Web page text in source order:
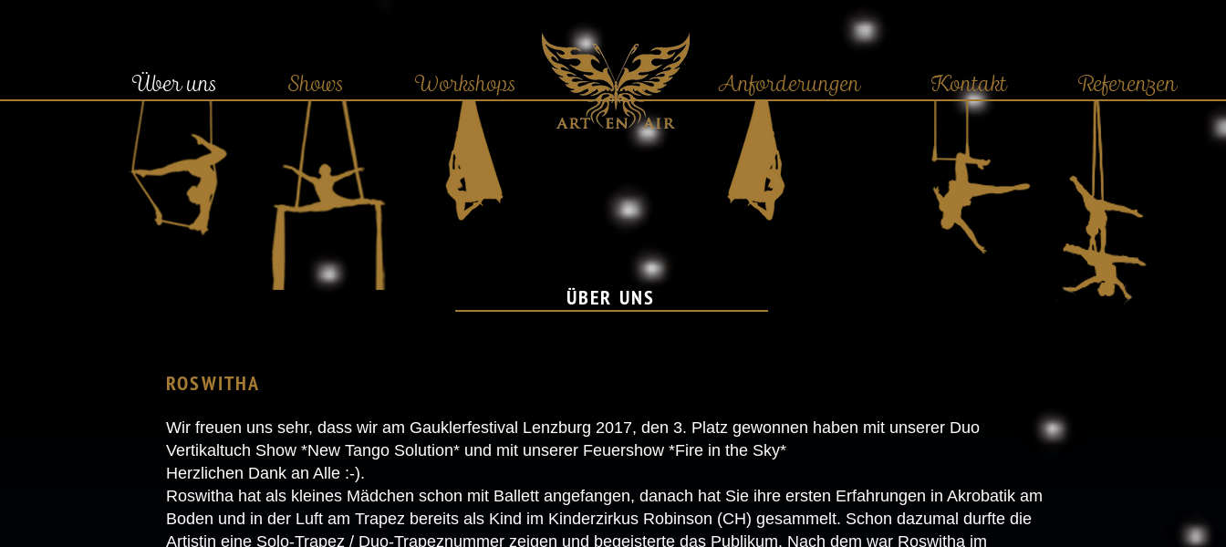
Über uns Shows Workshops ............. Anforderungen Kontakt Referenzen
ÜBER UNS
ROSWITHA
Wir freuen uns sehr, dass wir am Gauklerfestival Lenzburg 2017, den 3. Platz gewonnen haben mit unserer Duo
Vertikaltuch Show *New Tango Solution* und mit unserer Feuershow *Fire in the Sky*
Herzlichen Dank an Alle :-).
Roswitha hat als kleines Mädchen schon mit Ballett angefangen, danach hat Sie ihre ersten Erfahrungen in Akrobatik am
Boden und in der Luft am Trapez bereits als Kind im Kinderzirkus Robinson (CH) gesammelt. Schon dazumal durfte die
Artistin eine Solo-Trapez / Duo-Trapeznummer zeigen und begeisterte das Publikum. Nach dem war Roswitha im